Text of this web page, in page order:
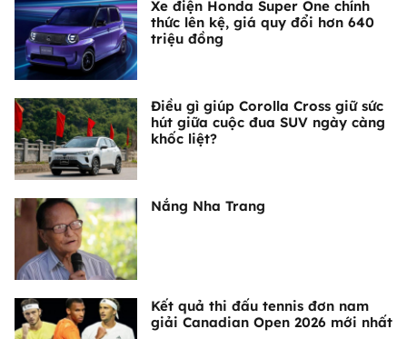
Xe điện Honda Super One chính
thức lên kệ, giá quy đổi hơn 640
triệu đồng
Điều gì giúp Corolla Cross giữ sức
hút giữa cuộc đua SUV ngày càng
khốc liệt?
Nắng Nha Trang
Kết quả thi đấu tennis đơn nam
giải Canadian Open 2026 mới nhất